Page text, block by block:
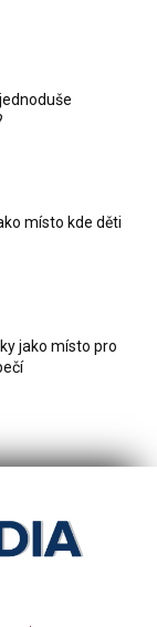
místo kde děti
jako místo pro